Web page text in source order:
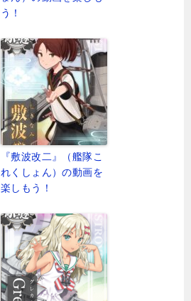
う！
『敷波改二』（艦隊こ
れくしょん）の動画を
楽しもう！